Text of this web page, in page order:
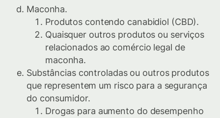
Maconha.
Produtos contendo canabidiol (CBD).
Quaisquer outros produtos ou serviços
relacionados ao comércio legal de
maconha.
Substâncias controladas ou outros produtos
que representem um risco para a segurança
do consumidor.
Drogas para aumento do desempenho